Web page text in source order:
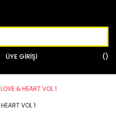
ÜYE GİRİŞİ
LOVE & HEART VOL 1